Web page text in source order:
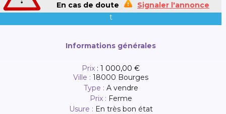
En cas de doute
Signaler l'annonce
t
Informations générales
Prix :1 000,00 €
Ville :18000 Bourges
Type : A vendre
Prix : Ferme
Usure : En très bon état